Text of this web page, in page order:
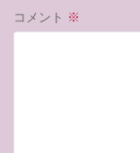
コメント ※